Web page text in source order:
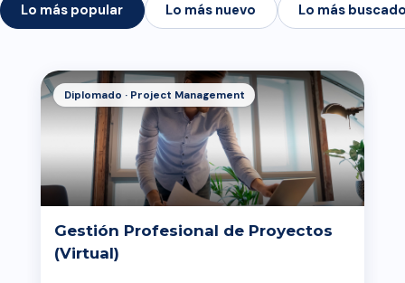
Lo más popular Lo más nuevo Lo más
Diplomado · Project Management
Gestión Profesional de Proyectos
(Virtual)